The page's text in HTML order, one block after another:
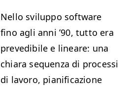
Nel­lo svilup­po soft­ware
fino agli anni ’90, tut­to era
preved­i­bile e lin­eare: una
chiara sequen­za di pro­ces­si
di lavoro, piani­fi­cazione